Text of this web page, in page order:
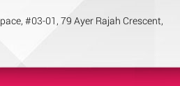
#03-01, 79 Ayer Rajah Crescent,